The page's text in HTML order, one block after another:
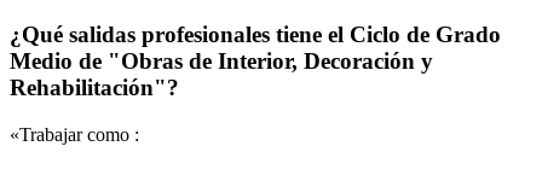
¿Qué salidas profesionales tiene el Ciclo de Grado
Medio de "Obras de Interior, Decoración y
Rehabilitación"?
«Trabajar como :